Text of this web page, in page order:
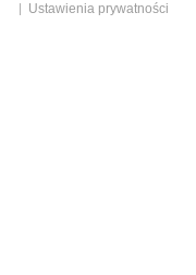
Ustawienia prywatności